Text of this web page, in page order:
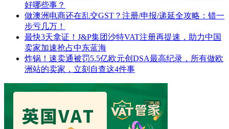
好哪些事？
做澳洲电商还在乱交GST？注册/申报/递延全攻略：错一
步亏几万！
最快3天拿证！J&P集团沙特VAT注册再提速，助力中国
卖家加速抢占中东蓝海
炸锅！速卖通被罚5.5亿欧元创DSA最高纪录，所有做欧
洲站的卖家，立刻自查这4件事